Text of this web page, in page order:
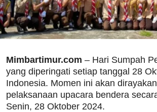
Mimbartimur.com – Hari Sumpah
yang diperingati setiap tanggal 28
Indonesia. Momen ini akan
pelaksanaan upacara bendera
Senin, 28 Oktober 2024.